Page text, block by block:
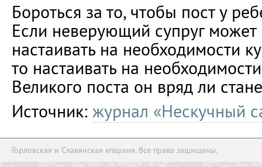
Бороться за то, чтобы пост у
Если неверующий супруг
настаивать на необходимости
то настаивать на
Великого поста он вряд ли
Источник: журнал «Нескучный
Горловская и Славянская епархия. Все права защищены.